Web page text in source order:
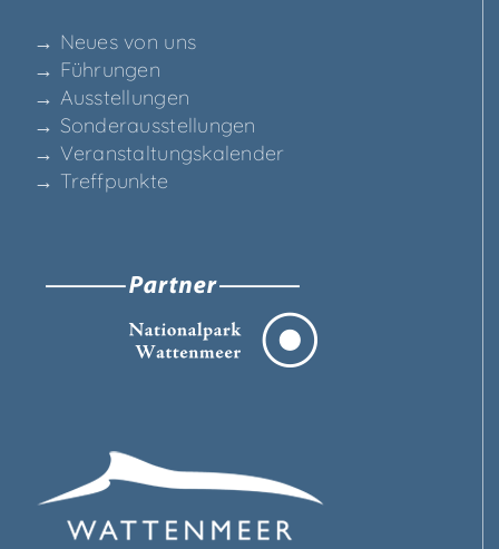
→ Neu­es von uns
→ Füh­run­gen
→ Aus­stel­lun­gen
→ Son­der­aus­stel­lun­gen
→ Ver­an­stal­tungs­ka­len­der
→ Treff­punk­te